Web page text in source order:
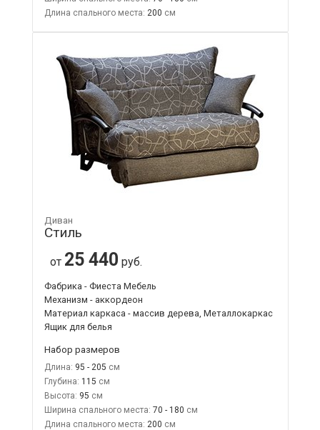
Длина спального места: 200
Диван
Стиль
от 25 440 руб.
Фабрика - Фиеста Мебель
Механизм - аккордеон
Материал каркаса - массив дерева, Металлокаркас
Ящик для белья
Набор размеров
Длина: 95 - 205
Глубина: 115
Высота: 95
Ширина спального места: 70 - 180
Длина спального места: 200